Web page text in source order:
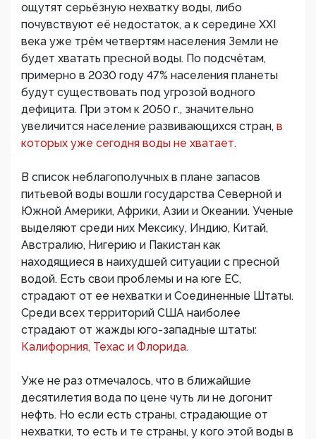
ощутят серьёзную нехватку воды, либо
почувствуют её недостаток, а к середине XXI
века уже трём четвертям населения Земли не
будет хватать пресной воды. По подсчётам,
примерно в 2030 году 47% населения планеты
будут существовать под угрозой водного
дефицита. При этом к 2050 г., значительно
увеличится население развивающихся стран, в
которых уже сегодня воды не хватает.
В список неблагополучных в плане запасов
питьевой воды вошли государства Северной и
Южной Америки, Африки, Азии и Океании. Ученые
выделяют среди них Мексику, Индию, Китай,
Австралию, Нигерию и Пакистан как
находящиеся в наихудшей ситуации с пресной
водой. Есть свои проблемы и на юге ЕС,
страдают от ее нехватки и Соединенные Штаты.
Среди всех территорий США наиболее
страдают от жажды юго-западные штаты:
Калифорния, Техас и Флорида.
Уже не раз отмечалось, что в ближайшие
десятилетия вода по цене чуть ли не догонит
нефть. Но если есть страны, страдающие от
нехватки, то есть и те страны, у кого этой воды в